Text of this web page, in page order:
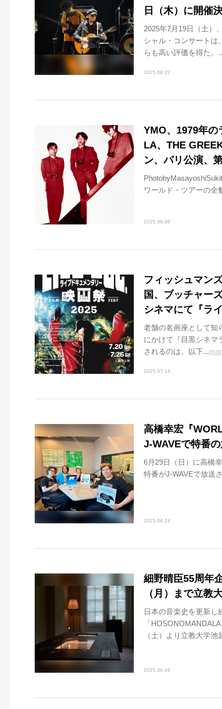
日（木）に開催
2025年7月19日（土）
シャル・コンサートは
らも高い評価を得た。
2025.08.22
YMO、1979年の
LA、THE
ン、パリ公演、
ワールド・ツアーの全
2025.08.06
フィッシュマン
国、ブッチャー
シネマにて『ラ
老舗の名画座として知
にかけて『目黒シネマ
されるのは、以下...
2025.07.16
高橋幸宏『
J-WAVEで特番
6月29日（日）に高橋
特番がJ-WAVEで放送
2025.06.24
細野晴臣55周年
（月）まで立教
日本の音楽史を更新し
「
（土）より立教大学
2025.06.04